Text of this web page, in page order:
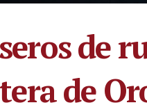
de
de